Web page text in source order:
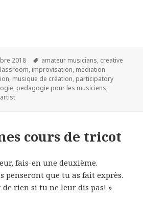
2018
Mots-
clés
amateur musicians, creative
, improvisation, médiation
, musique de création, participatory
, pedagogie pour les musiciens,
cours de tricot
fais-en une deuxième.
penseront que tu as fait exprès.
rien si tu ne leur dis pas! »